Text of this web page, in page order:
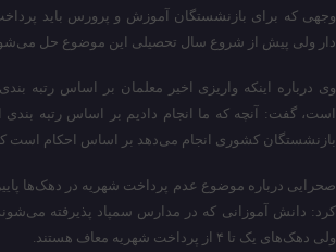
وجهی که برای بازنشستگان آموزش و پرورس باید
دار ولی پیش از شروع سال تحصیلی این موضوع حل
وی درباره اینکه واریزی اخیر معلمان بر اساس رتبه
است،‌ گفت: آنچه که ما انجام دادیم بر اساس رتبه
بازنشستگان کشوری انجام می‌دهد بر اساس احکام است
صحرایی درباره موضوع عدم پرداخت شهریه در دهک‌ها
کرد: دانش آموزانی که در مدارس سمپاد پذیرفته
ولی دهک‌های یک تا ۴ از پرداخت شهریه معاف هستند.